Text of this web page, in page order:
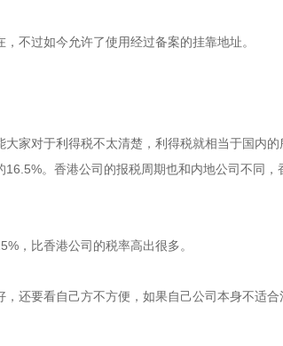
不过如今允许了使用经过备案的挂靠地址。
对于利得税不太清楚，利得税就相当于国内的
。香港公司的报税周期也和内地公司不同，
，比香港公司的税率高出很多。
要看自己方不方便，如果自己公司本身不适合